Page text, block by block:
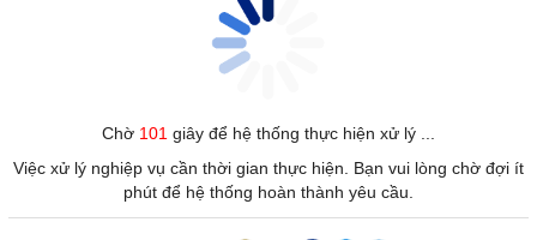
Chờ 101 giây để hệ thống thực hiện xử lý ...
Việc xử lý nghiệp vụ cần thời gian thực hiện. Bạn vui lòng chờ đợi ít
phút để hệ thống hoàn thành yêu cầu.